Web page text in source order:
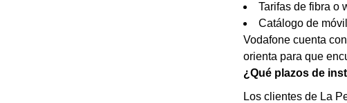
Tarifas de fibra o
Catálogo de
Vodafone cuenta
orienta para que
¿Qué plazos de
Los clientes de La